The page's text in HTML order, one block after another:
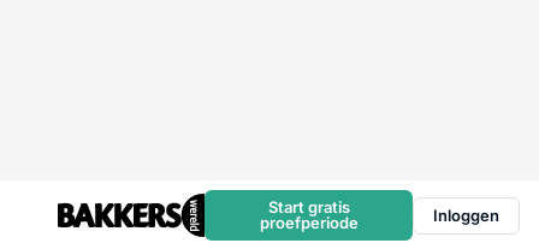
Start gratis
proefperiode
Inloggen